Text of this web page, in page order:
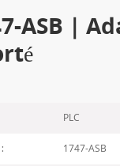
ASB |
PLC
1747-ASB